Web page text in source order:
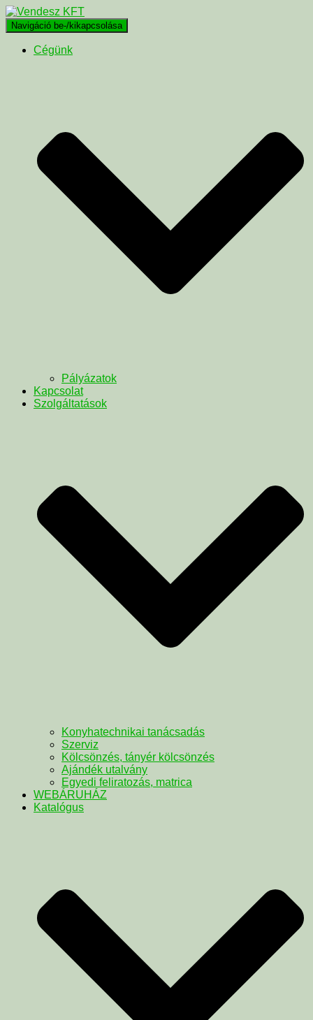
Navigáció be-/kikapcsolása
Cégünk
Pályázatok
Kapcsolat
Szolgáltatások
Konyhatechnikai tanácsadás
Szerviz
Kölcsönzés, tányér kölcsönzés
Ajándék utalvány
Egyedi feliratozás, matrica
WEBÁRUHÁZ
Katalógus